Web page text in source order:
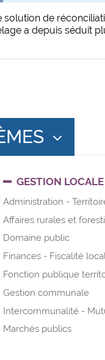
solution de
a depuis séduit
GESTION
Administration -
Affaires rurales et
Domaine public
Finances - Fiscalité
Fonction publique
Gestion communale
Intercommunalité -
Marchés publics